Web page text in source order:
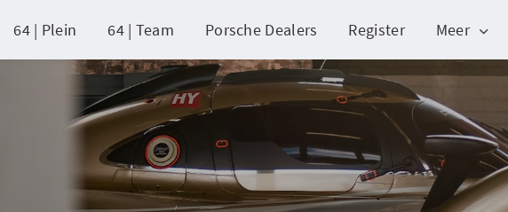
64 | Plein 64 | Team Porsche Dealers Register Meer